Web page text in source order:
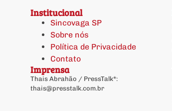
Institucional
Sincovaga SP
Sobre nós
Política de Privacidade
Contato
Imprensa
Thais Abrahão / PressTalk*:
thais@presstalk.com.br